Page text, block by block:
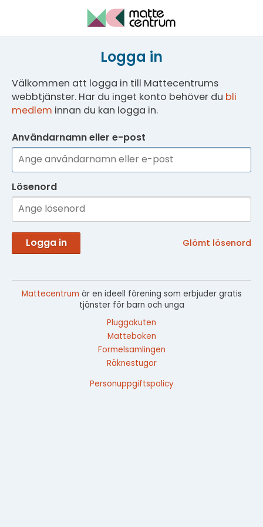
Logga in
Välkommen att logga in till Mattecentrums
webbtjänster. Har du inget konto behöver du bli
medlem innan du kan logga in.
Användarnamn eller e-post
Lösenord
Logga in Glömt lösenord
Mattecentrum är en ideell förening som erbjuder gratis
tjänster för barn och unga
Pluggakuten
Matteboken
Formelsamlingen
Räknestugor
Personuppgiftspolicy